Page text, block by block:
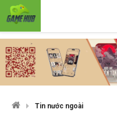
Tin nước ngoài